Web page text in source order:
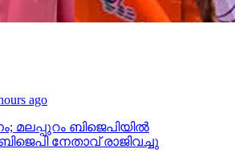
ago
മലപ്പുറം ബിജെപിയില്‍
നേതാവ് രാജിവച്ചു